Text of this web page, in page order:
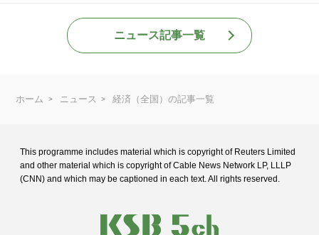
ニュース記事一覧
ホーム ニュース 経済（全国）の記事一覧
This programme includes material which is copyright of Reuters Limited
and other material which is copyright of Cable News Network LP, LLLP
(CNN) and which may be captioned in each text. All rights reserved.